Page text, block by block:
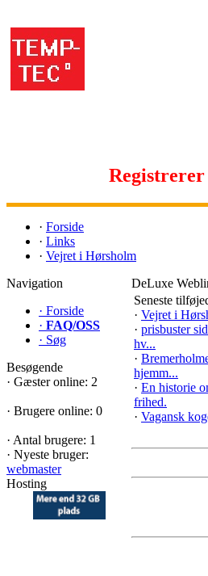
Registrerer
· Forside
· Links
· Vejret i Hørsholm
Navigation
· Forside
· FAQ/OSS
· Søg
Besøgende
· Gæster online: 2
· Brugere online: 0
· Antal brugere: 1
· Nyeste bruger:
webmaster
Hosting
DeLuxe
Seneste
· Vejret i
· prisbuster
hv...
·
hjemm...
· En historie
frihed.
· Vagansk